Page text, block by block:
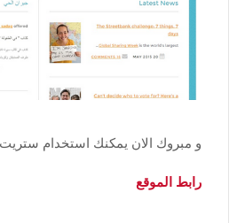
و مبروك الان يمكنك استخدام
رابط الموقع